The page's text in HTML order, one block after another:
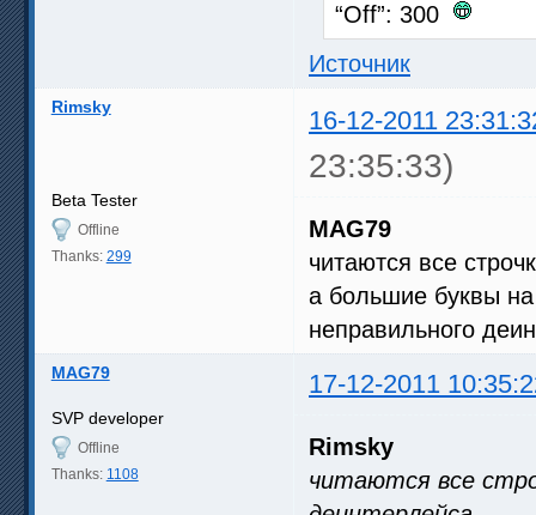
“Off”: 300
Источник
Rimsky 16-12-2011
23:35:33)
Beta Tester
Offline
Thanks: 299
MAG79
читаются все
а большие буквы
неправильного
MAG79 17-12-2011
SVP developer
Offline
Thanks: 1108
Rimsky
читаются все